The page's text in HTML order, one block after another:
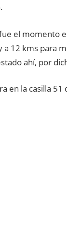
el momento
a 12 kms para
ahí, por
en la casilla